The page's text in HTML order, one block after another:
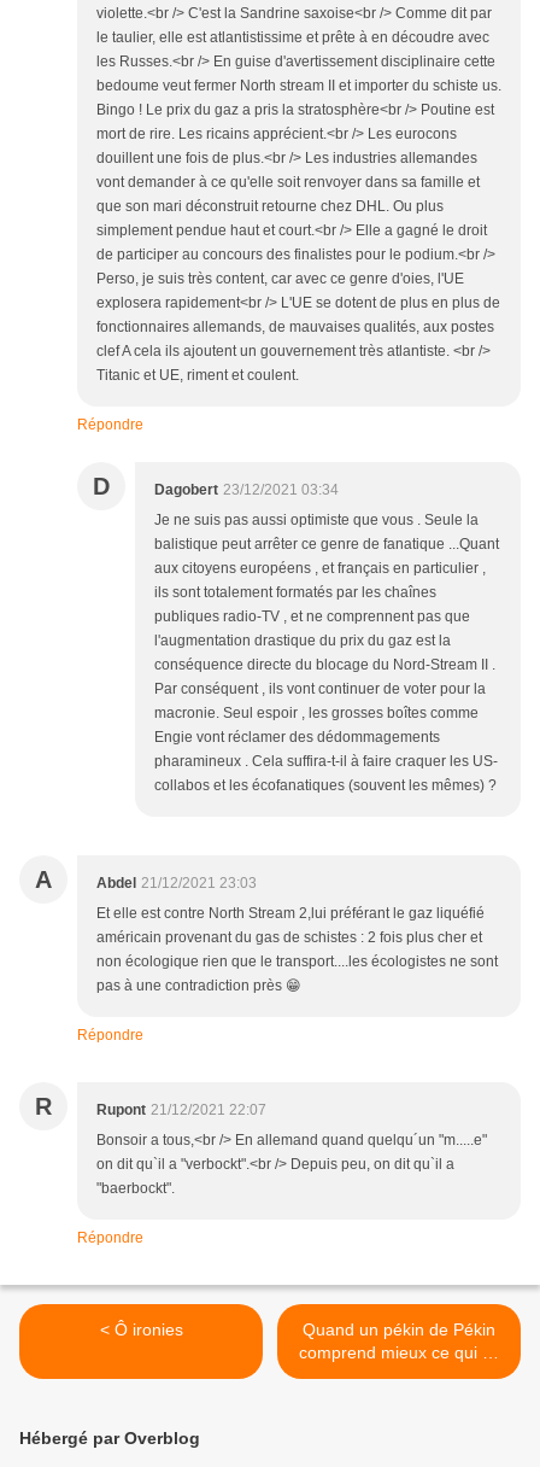
violette.<br /> C'est la Sandrine saxoise<br /> Comme dit par
le taulier, elle est atlantistissime et prête à en découdre avec
les Russes.<br /> En guise d'avertissement disciplinaire cette
bedoume veut fermer North stream II et importer du schiste us.
Bingo ! Le prix du gaz a pris la stratosphère<br /> Poutine est
mort de rire. Les ricains apprécient.<br /> Les eurocons
douillent une fois de plus.<br /> Les industries allemandes
vont demander à ce qu'elle soit renvoyer dans sa famille et
que son mari déconstruit retourne chez DHL. Ou plus
simplement pendue haut et court.<br /> Elle a gagné le droit
de participer au concours des finalistes pour le podium.<br />
Perso, je suis très content, car avec ce genre d'oies, l'UE
explosera rapidement<br /> L'UE se dotent de plus en plus de
fonctionnaires allemands, de mauvaises qualités, aux postes
clef A cela ils ajoutent un gouvernement très atlantiste. <br />
Titanic et UE, riment et coulent.
Répondre
D Dagobert 23/12/2021 03:34
Je ne suis pas aussi optimiste que vous . Seule la
balistique peut arrêter ce genre de fanatique ...Quant
aux citoyens européens , et français en particulier ,
ils sont totalement formatés par les chaînes
publiques radio-TV , et ne comprennent pas que
l'augmentation drastique du prix du gaz est la
conséquence directe du blocage du Nord-Stream II .
Par conséquent , ils vont continuer de voter pour la
macronie. Seul espoir , les grosses boîtes comme
Engie vont réclamer des dédommagements
pharamineux . Cela suffira-t-il à faire craquer les US-
collabos et les écofanatiques (souvent les mêmes) ?
A Abdel 21/12/2021 23:03
Et elle est contre North Stream 2,lui préférant le gaz liquéfié
américain provenant du gas de schistes : 2 fois plus cher et
non écologique rien que le transport....les écologistes ne sont
pas à une contradiction près 😁
Répondre
R Rupont 21/12/2021 22:07
Bonsoir a tous,<br /> En allemand quand quelqu´un "m.....e"
on dit qu`il a "verbockt".<br /> Depuis peu, on dit qu`il a
"baerbockt".
Répondre
< Ô ironies
Quand un pékin de Pékin
comprend mieux ce qui se
passe en Europe qu'un
Hébergé par Overblog